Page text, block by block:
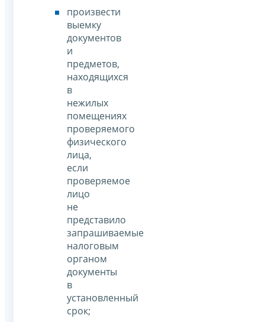
произвести
выемку
документов
и
предметов,
находящихся
в
нежилых
помещениях
проверяемого
физического
лица,
если
проверяемое
лицо
не
представило
запрашиваемые
налоговым
органом
документы
в
установленный
срок;